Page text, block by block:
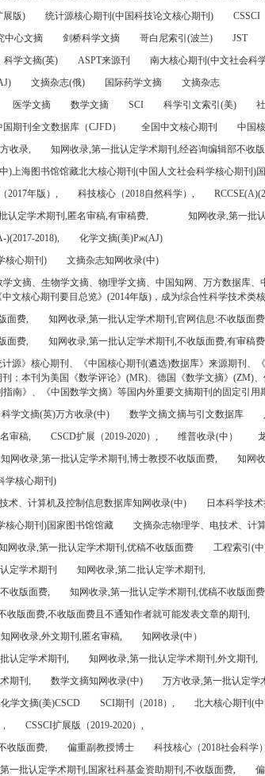
展版) 统计源核心期刊(中国科技论文核心期刊) CSSCI
中心文摘 剑桥科学文摘 哥白尼索引(波兰)
JST
科学文摘(英) ASPT来源刊 南大核心期刊(中文社会科
文摘杂志(俄) 国际药学文摘
文摘杂志
医学文摘 数学文摘 SCI 科学引文索引(美)
国期刊全文数据库（CJFD） 全国中文核心期刊
中国
收录, 知网收录,第一批认定学术期刊,经咨询编辑部不收
)上海图书馆馆藏北大核心期刊(中国人文社会科学核心期刊)
2017年版）, 科技核心（2018自然科学）,
认定学术期刊,匿名审稿,有审稿费,
知网收录,第一批
)(2017-2018),
化学文摘(美)Pж(AJ)
核心期刊)
文摘杂志知网收录(中)
文摘、生物学文摘、物理学文摘、中国知网、万方数据库、
文核心期刊要目总览》(2014年版)，成为综合性科学技术类核
面费,
知网收录,第一批认定学术期刊,官网信息:不收版面
面费,
知网收录,第一批认定学术期刊,不收版面费,有审稿
源》核心期刊、《中国核心期刊(遴选)数据库》来源期刊、
；本刊为美国《数学评论》(MR)、德国《数学文摘》(ZM)
南》、《中国数学文摘》等国内外重要文摘期刊的固定引用
科学文摘(英)万方收录(中) 数学文摘文摘与引文数据库
审稿,
CSCD扩展（2019-2020）, 维普收录(中）
知网收录,第一批认定学术期刊,博士教授不收版面费,
知网
学核心期刊)
术、计算机及控制信息数据库知网收录(中)
日本科学技
核心期刊)国家图书馆馆藏
文摘杂志物理学、电技术、计
网收录,第一批认定学术期刊,优稿不收版面费
工程索引(中
定学术期刊
知网收录,第二批认定学术期刊,
收版面费,
知网收录,第一批认定学术期刊,优稿不收版面
收版面费,不收版面费且不通知作者就可能发表文章的期刊,
知网收录,外文期刊,匿名审稿,
知网收录(中）
认定学术期刊,
知网收录,第一批认定学术期刊,外文期刊,
期刊,
数学文摘知网收录(中)
万方收录,第一批认定学
化学文摘(美)CSCD SCI期刊（2018）,
北大核心期刊(
,
CSSCI扩展版（2019-2020）,
收版面费,
偏重副教授博士
科技核心（2018社会科学
一批认定学术期刊,国家社科基金资助期刊,不收版面费,